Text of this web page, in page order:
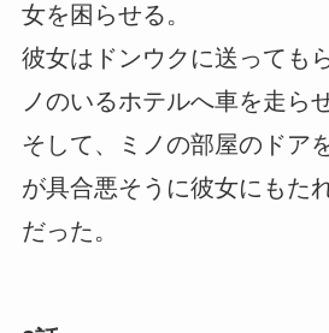
女を困らせる。
彼女はドンウクに送っても
ノのいるホテルへ車を走ら
そして、ミノの部屋のドア
が具合悪そうに彼女にもた
だった。